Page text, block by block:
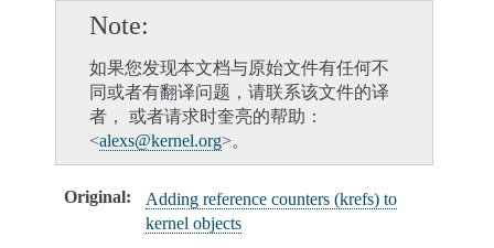
Note
如果您发现本文档与原始文件有任何不
同或者有翻译问题，请联系该文件的译
者， 或者请求时奎亮的帮助：
<alexs@kernel.org>。
Original:
Adding reference counters (krefs) to
kernel objects